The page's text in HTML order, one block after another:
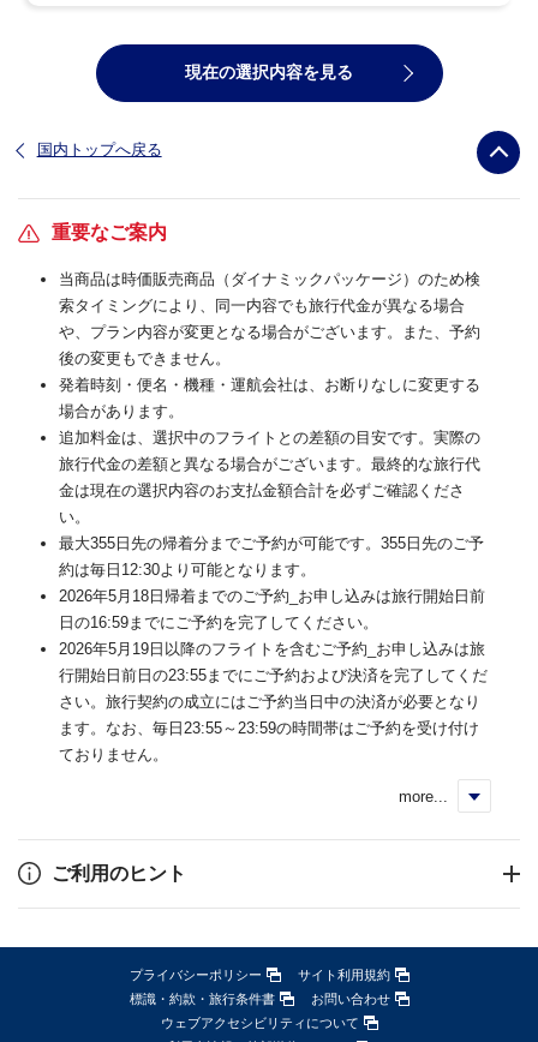
現在の選択内容を見る
国内トップへ戻る
重要なご案内
当商品は時価販売商品（ダイナミックパッケージ）のため検
索タイミングにより、同一内容でも旅行代金が異なる場合
や、プラン内容が変更となる場合がございます。また、予約
後の変更もできません。
発着時刻・便名・機種・運航会社は、お断りなしに変更する
場合があります。
追加料金は、選択中のフライトとの差額の目安です。実際の
旅行代金の差額と異なる場合がございます。最終的な旅行代
金は現在の選択内容のお支払金額合計を必ずご確認くださ
い。
最大355日先の帰着分までご予約が可能です。355日先のご予
約は毎日12:30より可能となります。
2026年5月18日帰着までのご予約_お申し込みは旅行開始日前
日の16:59までにご予約を完了してください。
2026年5月19日以降のフライトを含むご予約_お申し込みは旅
行開始日前日の23:55までにご予約および決済を完了してくだ
さい。旅行契約の成立にはご予約当日中の決済が必要となり
ます。なお、毎日23:55～23:59の時間帯はご予約を受け付け
ておりません。
more...
ご利用のヒント
プライバシーポリシー
サイト利用規約
標識・約款・旅行条件書
お問い合わせ
ウェブアクセシビリティについて